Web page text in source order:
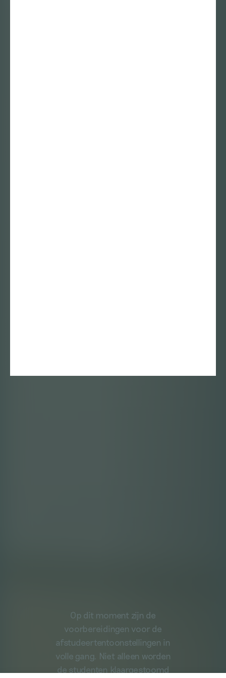
Op dit moment zijn de
voorbereidingen voor de
afstudeertentoonstellingen in
volle gang. Niet alleen worden
de studenten klaargestoomd